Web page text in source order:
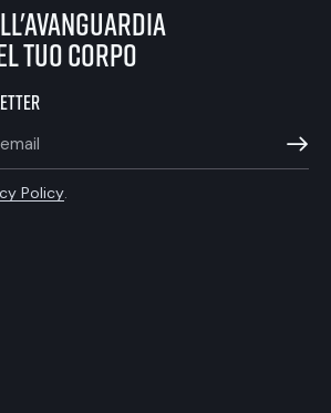
tuo corpo
ISCRIVITI
Policy.